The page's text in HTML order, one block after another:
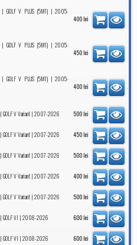
| GOLF V PLUS (5M1) | 2005-
400 lei
| GOLF V PLUS (5M1) | 2005-
450 lei
| GOLF V PLUS (5M1) | 2005-
400 lei
|GOLF V Variant | 2007-2026 500 lei
|GOLF V Variant | 2007-2026 450 lei
|GOLF V Variant | 2007-2026 500 lei
|GOLF V Variant | 2007-2026 400 lei
|GOLF V Variant | 2007-2026 500 lei
|GOLF VI | 2008-2026 600 lei
|GOLF VI | 2008-2026 600 lei